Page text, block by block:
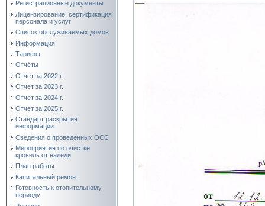
Регистрационные документы
Лицензирование, cертификация
персонала и услуг
Список обслуживаемых домов
Информация
Тарифы
Отчёты
Отчет за 2022 г.
Отчет за 2023 г.
Отчет за 2024 г.
Отчет за 2025 г.
Стандарт раскрытия
информации
Сведения о проведенных ОСС
Мероприятия по очистке
кровель от наледи
План работы
Капитальный ремонт
Готовность к отопительному
периоду